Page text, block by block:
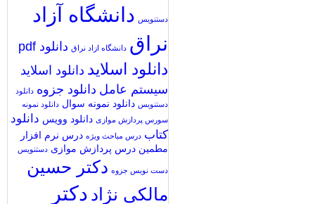
دستنویس دانشگاه آزاد
نراق دانشگاه ازاد نراق دانلود pdf
دانلود اسلاید دانلود اسلاید
سیستم عامل دانلود جزوه دانلود
دستنویس دانلود نمونه سوال دانلود نمونه
سورس پردازش موازی دانلود وویس دانلود
کتاب درس مباحث ویژه درس نرم افزار
مطمین درس پردازش موازی دستنویس
دست نویس جزوه دکتر حسین
مالکی نژاد دکتر